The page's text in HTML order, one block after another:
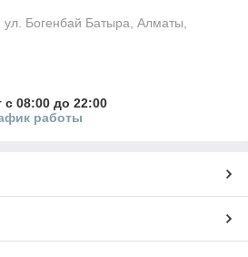
ул. Богенбай Батыра, Алматы,
с 08:00 до 22:00
работы